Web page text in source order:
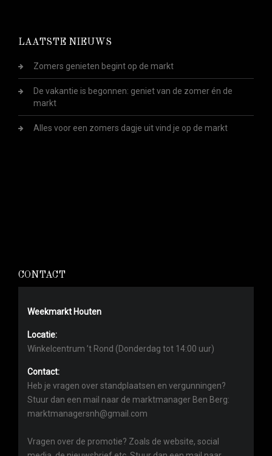
LAATSTE NIEUWS
Zomers genieten begint op de markt
De vakantie is begonnen: geniet van de zomer én de
markt
Alles voor een zomers dagje uit vind je op de markt
CONTACT
Weekmarkt Houten
Locatie:
Winkelcentrum ’t Rond (Donderdag tot 14:00 uur)
Contact:
Heb je vragen over standplaatsen en vergunningen?
Stuur dan een mail naar de marktmanager Ben Berg:
marktmanagersnh@gmail.com
Vragen over de promotie? Zoals de website, social